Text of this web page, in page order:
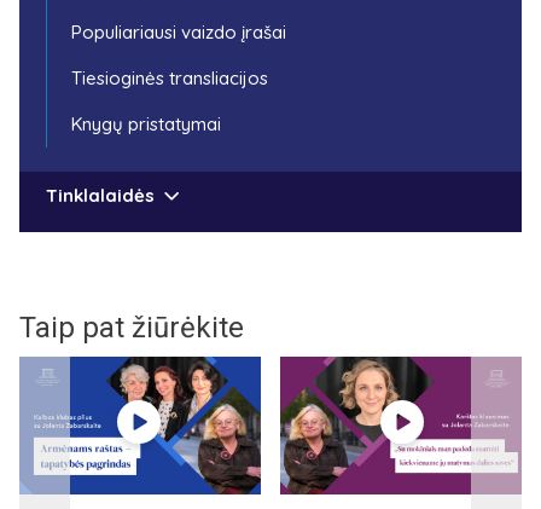
Populiariausi vaizdo įrašai
Tiesioginės transliacijos
Knygų pristatymai
Tinklalaidės
Taip pat žiūrėkite